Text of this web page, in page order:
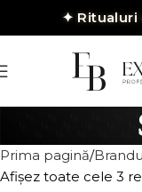
✦Ritualuri
Prima pagină
Afișez toate cele 3